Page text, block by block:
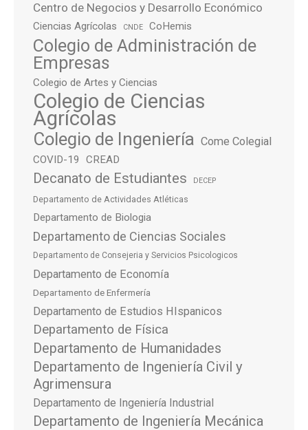
Centro de Negocios y Desarrollo Económico
Ciencias Agrícolas CNDE CoHemis
Colegio de Administración de
Empresas
Colegio de Artes y Ciencias
Colegio de Ciencias
Agrícolas
Colegio de Ingeniería Come Colegial
COVID-19 CREAD
Decanato de Estudiantes DECEP
Departamento de Actividades Atléticas
Departamento de Biologia
Departamento de Ciencias Sociales
Departamento de Consejeria y Servicios Psicologicos
Departamento de Economía
Departamento de Enfermería
Departamento de Estudios HIspanicos
Departamento de Física
Departamento de Humanidades
Departamento de Ingeniería Civil y
Agrimensura
Departamento de Ingeniería Industrial
Departamento de Ingeniería Mecánica